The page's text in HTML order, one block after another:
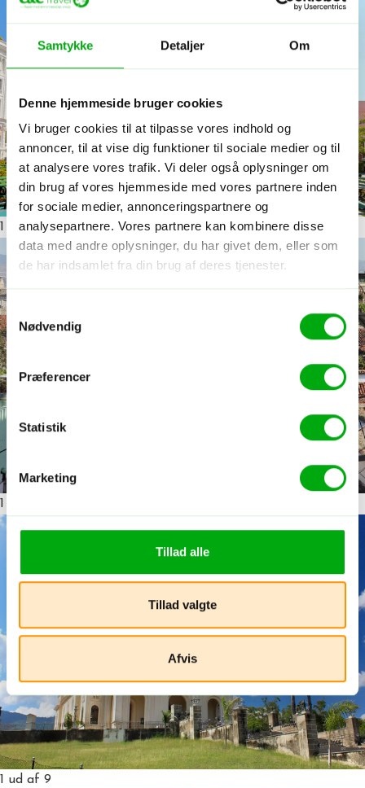
Samtykke Detaljer Om
Denne hjemmeside bruger cookies
Vi bruger cookies til at tilpasse vores indhold og
annoncer, til at vise dig funktioner til sociale medier og til
at analysere vores trafik. Vi deler også oplysninger om
din brug af vores hjemmeside med vores partnere inden
for sociale medier, annonceringspartnere og
analysepartnere. Vores partnere kan kombinere disse
data med andre oplysninger, du har givet dem, eller som
de har indsamlet fra din brug af deres tjenester.
Samtykkevalg
Nødvendig
Præferencer
Statistik
Marketing
Tillad alle
Tillad valgte
Afvis
1 ud af 9
1
1 ud af 9